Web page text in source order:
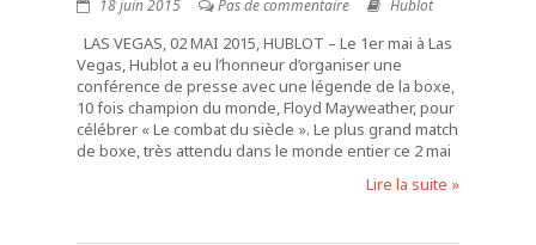
18 juin 2015 Pas de commentaire Hublot
LAS VEGAS, 02 MAI 2015, HUBLOT – Le 1er mai à Las
Vegas, Hublot a eu l’honneur d’organiser une
conférence de presse avec une légende de la boxe,
10 fois champion du monde, Floyd Mayweather, pour
célébrer « Le combat du siècle ». Le plus grand match
de boxe, très attendu dans le monde entier ce 2 mai
Lire la suite »